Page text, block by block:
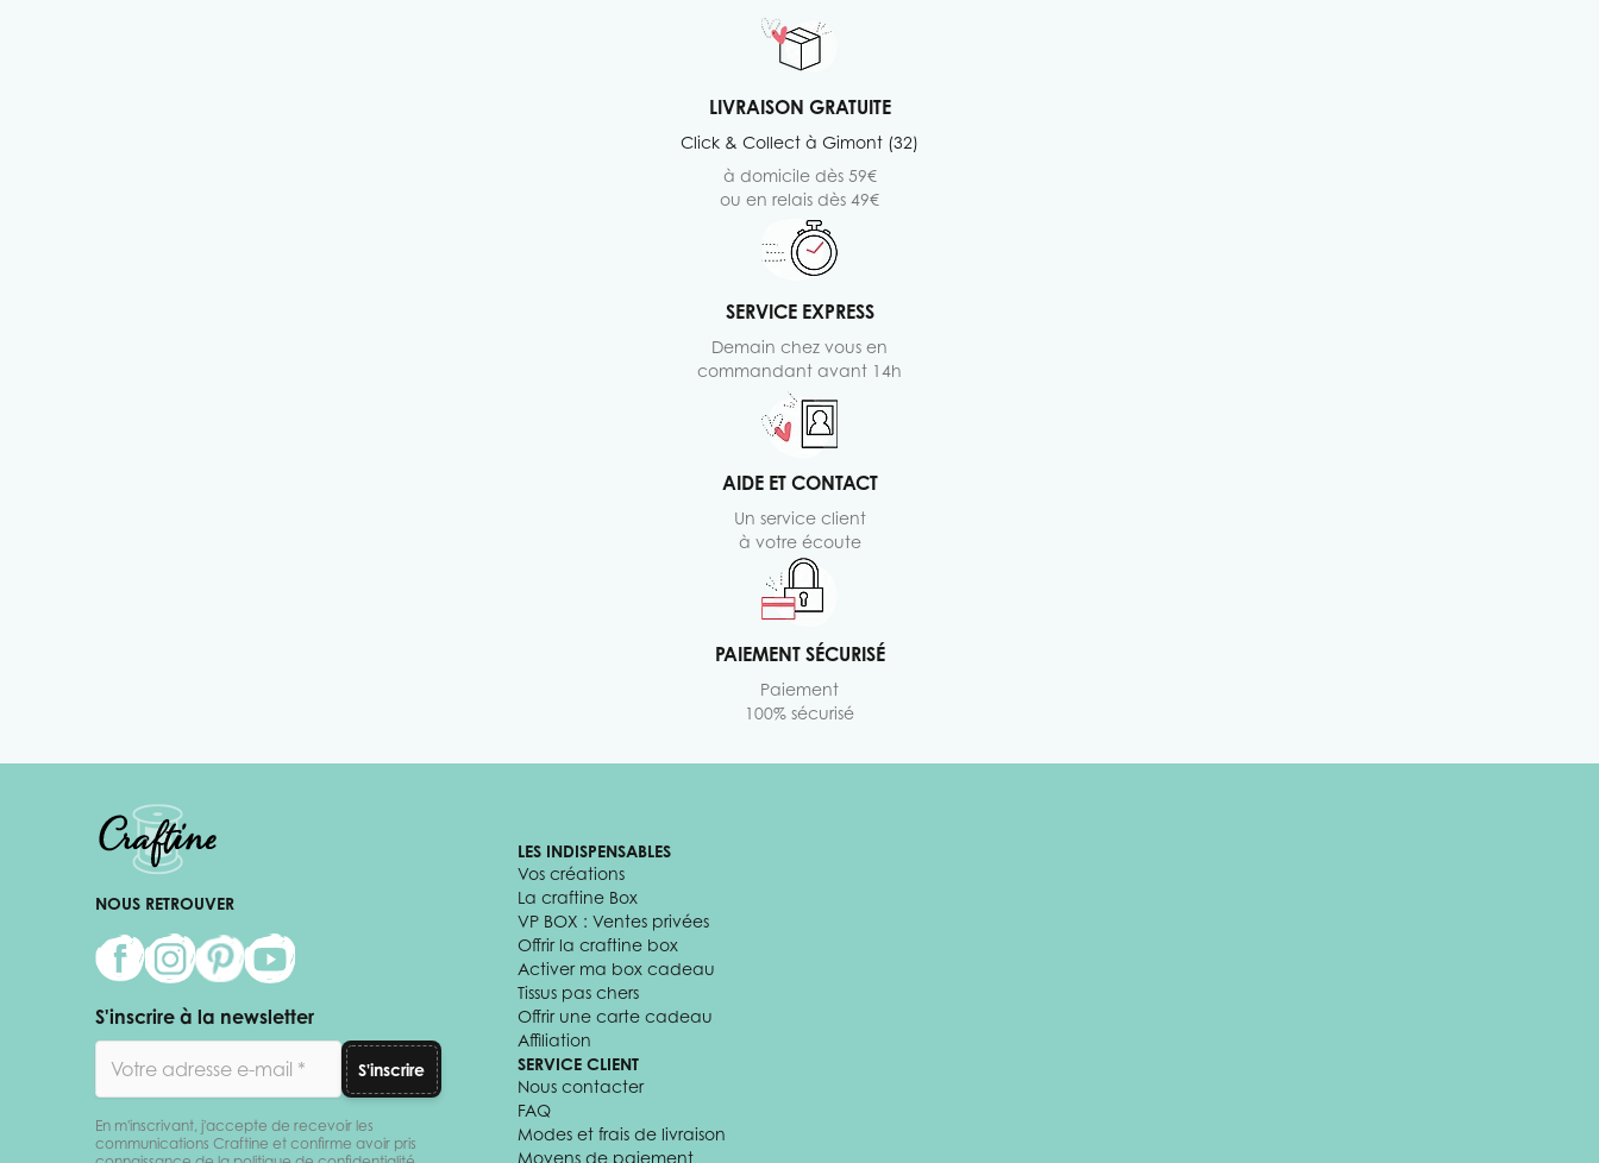
LIVRAISON GRATUITE
Click & Collect à Gimont (32)
à domicile dès 59€
ou en relais dès 49€
SERVICE EXPRESS
Demain chez vous en
commandant avant 14h
AIDE ET CONTACT
Un service client
à votre écoute
PAIEMENT SÉCURISÉ
Paiement
100% sécurisé
NOUS RETROUVER
S'inscrire à la newsletter
S'inscrire
En m'inscrivant, j'accepte de recevoir les
communications Craftine et confirme avoir pris
LES INDISPENSABLES
Vos créations
La craftine Box
VP BOX : Ventes privées
Offrir la craftine box
Activer ma box cadeau
Tissus pas chers
Offrir une carte cadeau
Affiliation
SERVICE CLIENT
Nous contacter
FAQ
Modes et frais de livraison
Moyens de paiement